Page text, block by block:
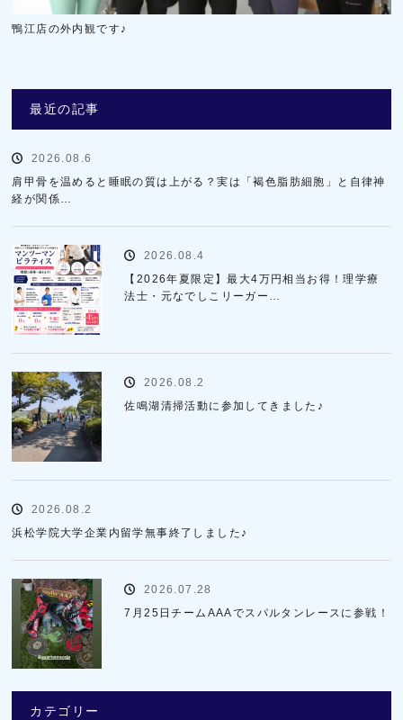
鴨江店の外内観です♪
最近の記事
2026.08.6
肩甲骨を温めると睡眠の質は上がる？実は「褐色脂肪細胞」と自律神
経が関係…
2026.08.4
【2026年夏限定】最大4万円相当お得！理学療
法士・元なでしこリーガー…
2026.08.2
佐鳴湖清掃活動に参加してきました♪
2026.08.2
浜松学院大学企業内留学無事終了しました♪
2026.07.28
7月25日チームAAAでスパルタンレースに参戦！
カテゴリー